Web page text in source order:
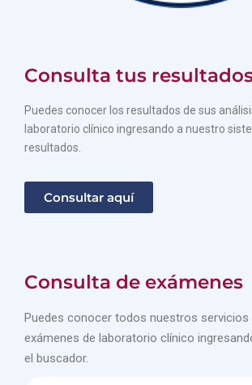
Consulta tus
Puedes conocer los resultados de sus
laboratorio clínico ingresando a nuestro
resultados.
Consultar aquí
Consulta de exámenes
Puedes conocer todos nuestros servicios
exámenes de laboratorio clínico
el buscador.